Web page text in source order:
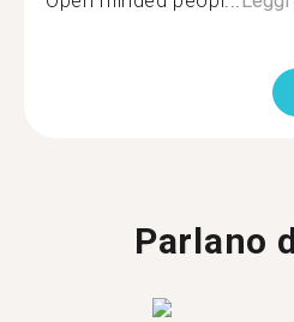
Parlano